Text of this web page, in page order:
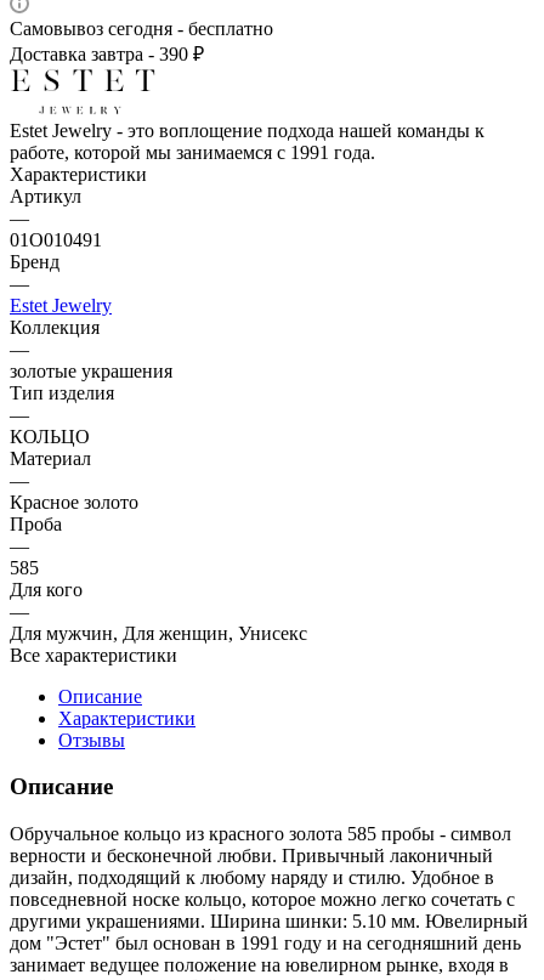
Самовывоз сегодня - бесплатно
Доставка завтра - 390 ₽
Estet Jewelry - это воплощение подхода нашей команды к
работе, которой мы занимаемся с 1991 года.
Характеристики
Артикул
—
01О010491
Бренд
—
Estet Jewelry
Коллекция
—
золотые украшения
Тип изделия
—
КОЛЬЦО
Материал
—
Красное золото
Проба
—
585
Для кого
—
Для мужчин, Для женщин, Унисекс
Все характеристики
Описание
Характеристики
Отзывы
Описание
Обручальное кольцо из красного золота 585 пробы - символ
верности и бесконечной любви. Привычный лаконичный
дизайн, подходящий к любому наряду и стилю. Удобное в
повседневной носке кольцо, которое можно легко сочетать с
другими украшениями. Ширина шинки: 5.10 мм. Ювелирный
дом "Эстет" был основан в 1991 году и на сегодняшний день
занимает ведущее положение на ювелирном рынке, входя в